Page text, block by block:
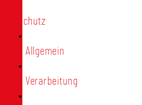
Datenschutz
Allgemein
Verarbeitung